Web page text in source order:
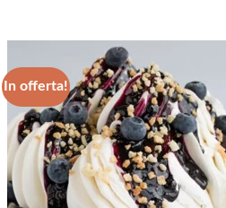
In offerta!
Aggiungi
alla lista
dei
desideri